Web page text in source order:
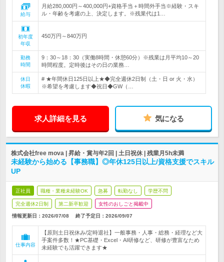
給与
月給280,000円～400,000円+資格手当＋時間外手当※経験・スキ
ル・年齢を考慮の上、決定します。※残業代は1…
初年度
年収
450万円～840万円
勤務
時間
9：30～18：30（実働8時間・休憩60分）※残業は月平均10～20
時間程度。定時後はその日の業務…
休日
休暇
# ★年間休日125日以上★◆完全週休2日制（土・日 or 火・水）
※希望を考慮します◆祝日◆GW（…
求人詳細を見る 気になる
株式会社free mova | 昇給・賞与年2回 | 土日祝休 | 残業月5h未満
未経験から始める【事務職】◎年休125日以上/資格支援でスキル
UP
正社員 職種・業種未経験OK 急募 転勤なし 学歴不問
完全週休2日制 第二新卒歓迎 女性のおしごと掲載中
情報更新日：2026/07/08 終了予定日： 2026/09/07
仕事内容
【原則土日祝休み/定時退社】一般事務・人事・総務・経理など大
手案件多数！★PC基礎・Excel・AI研修など、研修が豊富なため
未経験でも活躍できます★